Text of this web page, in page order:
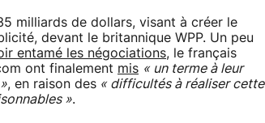
milliards de dollars, visant à créer le
devant le britannique WPP. Un peu
entamé les négociations, le français
ont finalement mis « un terme à leur
, en raison des « difficultés à réaliser cette
».